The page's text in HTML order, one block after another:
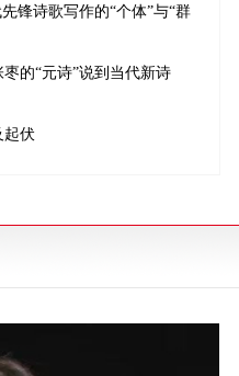
锋诗歌写作的“个体”与“群
的“元诗”说到当代新诗
起伏